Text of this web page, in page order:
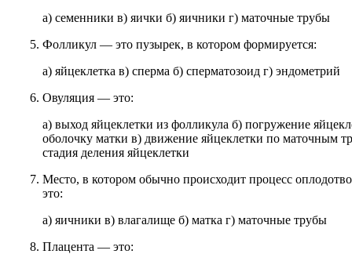
а) семенники в) яички б) яичники г) маточные трубы
Фолликул — это пузырек, в котором формируется:
а) яйцеклетка в) сперма б) сперматозоид г) эндометрий
Овуляция — это:
а) выход яйцеклетки из фолликула б) погружение
оболочку матки в) движение яйцеклетки по маточным
стадия деления яйцеклетки
Место, в котором обычно происходит процесс
это:
а) яичники в) влагалище б) матка г) маточные трубы
Плацента — это: